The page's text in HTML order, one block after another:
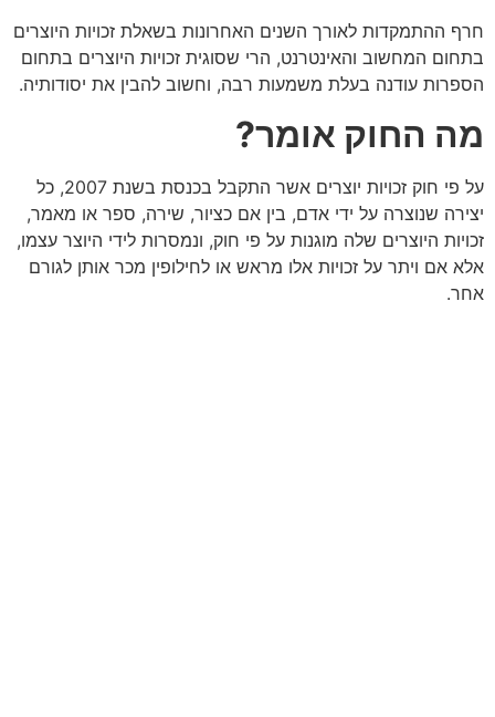
חרף ההתמקדות לאורך השנים האחרונות בשאלת זכויות היוצרים
בתחום המחשוב והאינטרנט, הרי שסוגית זכויות היוצרים בתחום
הספרות עודנה בעלת משמעות רבה, וחשוב להבין את יסודותיה.
מה החוק אומר?
על פי חוק זכויות יוצרים אשר התקבל בכנסת בשנת 2007, כל
יצירה שנוצרה על ידי אדם, בין אם כציור, שירה, ספר או מאמר,
זכויות היוצרים שלה מוגנות על פי חוק, ונמסרות לידי היוצר עצמו,
אלא אם ויתר על זכויות אלו מראש או לחילופין מכר אותן לגורם
אחר.